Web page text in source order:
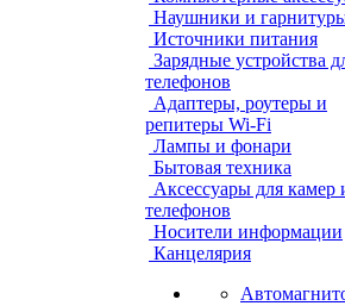
Наушники и
Источники питания
Зарядные устройства
телефонов
Адаптеры, роутеры и
репитеры Wi-Fi
Лампы и фонари
Бытовая техника
Аксессуары для камер
телефонов
Носители информации
Канцелярия